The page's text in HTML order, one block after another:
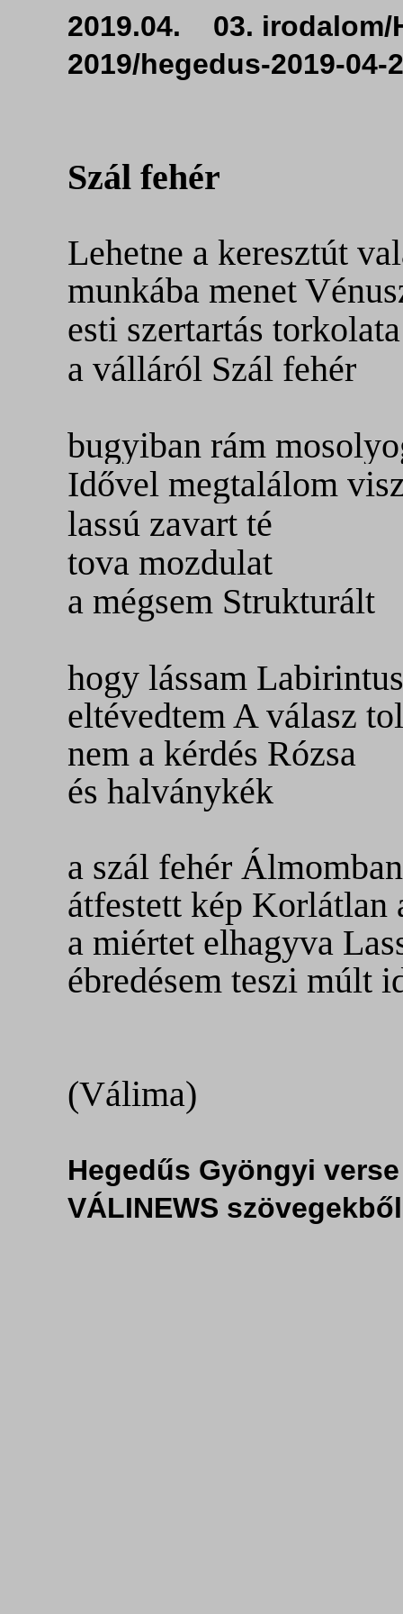
2019.04. 03. irodalom/
2019/hegedus-2019-
Szál fehér
Lehetne a keresztút
munkába menet
esti szertartás
a válláról Szál fehér
bugyiban rám
Idővel megtalálom
lassú zavart té
tova mozdulat
a mégsem Strukturált
hogy lássam
eltévedtem A válasz
nem a kérdés Rózsa
és halványkék
a szál fehér
átfestett kép Korlátlan
a miértet elhagyva
ébredésem teszi múlt
(Válima)
Hegedűs Gyöngyi verse
VÁLINEWS szövegekből